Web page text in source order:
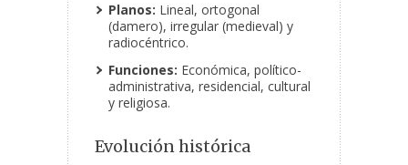
Planos: Lineal, ortogonal
(damero), irregular (medieval) y
radiocéntrico.
Funciones: Económica, político-
administrativa, residencial, cultural
y religiosa.
Evolución histórica